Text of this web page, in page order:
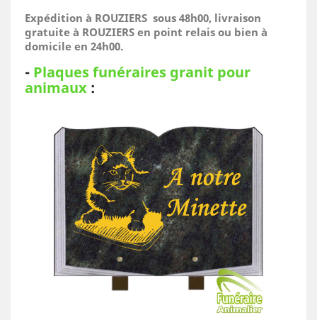
Expédition à ROUZIERS sous 48h00, livraison
gratuite à ROUZIERS en point relais ou bien à
domicile en 24h00.
- Plaques funéraires granit pour
animaux :